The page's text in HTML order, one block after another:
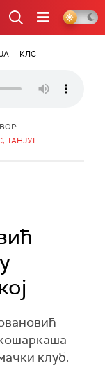
КЛС
ТАНЈУГ
клуб.